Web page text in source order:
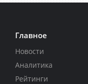
Главное
Новости
Аналитика
Рейтинги